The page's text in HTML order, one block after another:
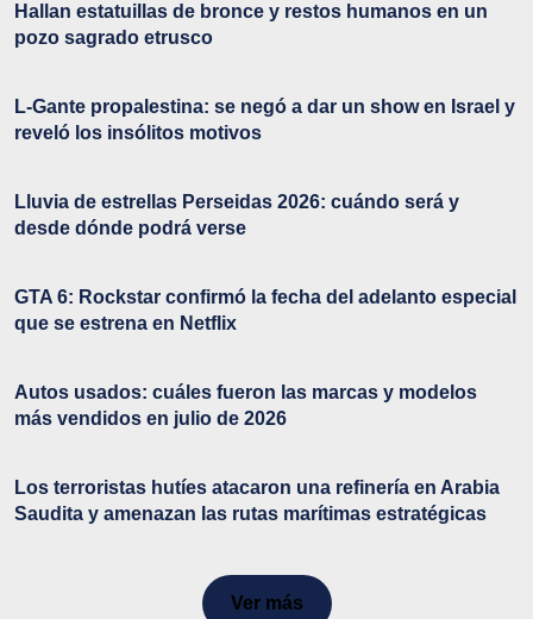
Hallan estatuillas de bronce y restos humanos en un
pozo sagrado etrusco
L-Gante propalestina: se negó a dar un show en Israel y
reveló los insólitos motivos
Lluvia de estrellas Perseidas 2026: cuándo será y
desde dónde podrá verse
GTA 6: Rockstar confirmó la fecha del adelanto especial
que se estrena en Netflix
Autos usados: cuáles fueron las marcas y modelos
más vendidos en julio de 2026
Los terroristas hutíes atacaron una refinería en Arabia
Saudita y amenazan las rutas marítimas estratégicas
Ver más